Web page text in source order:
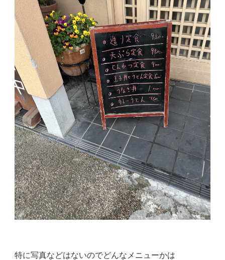
特に写真などはないのでどんなメニューかは